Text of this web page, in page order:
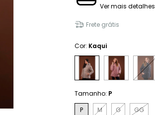
Ver mais detalhes
Frete grátis
Cor: Kaqui
Tamanho: P
P
M G GG